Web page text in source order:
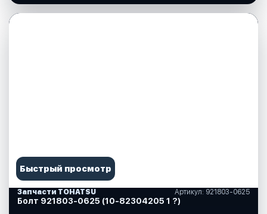
Быстрый просмотр
Запчасти TOHATSU Артикул: 921803-0625
Болт 921803-0625 (10-82304205 1 ?)